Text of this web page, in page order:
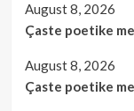
August 8, 2026
Çaste poetike
August 8, 2026
Çaste poetike